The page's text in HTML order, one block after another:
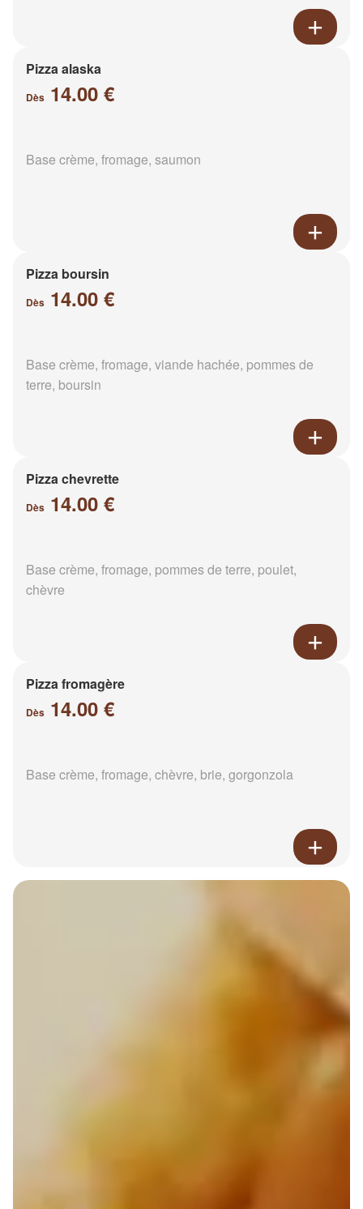
Pizza alaska
Dès 14.00 €
Base crème, fromage, saumon
Pizza boursin
Dès 14.00 €
Base crème, fromage, viande hachée, pommes de
terre, boursin
Pizza chevrette
Dès 14.00 €
Base crème, fromage, pommes de terre, poulet,
chèvre
Pizza fromagère
Dès 14.00 €
Base crème, fromage, chèvre, brie, gorgonzola